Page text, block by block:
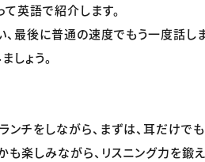
英語で紹介します。
、最後に普通の速度でもう一度話し
しょう。
チをしながら、まずは、耳だけで
楽しみながら、リスニング力を鍛え